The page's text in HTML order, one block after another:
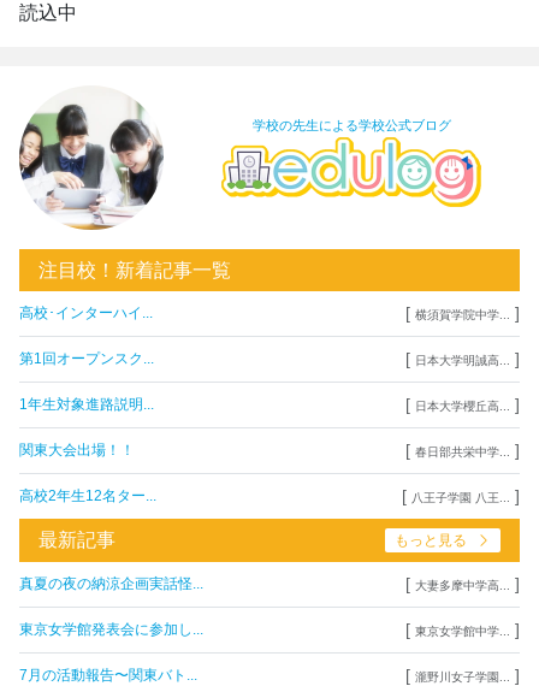
読込中
学校の先生による学校公式ブログ
注目校！新着記事一覧
高校･インターハイ... [ 横須賀学院中学... ]
第1回オープンスク... [ 日本大学明誠高... ]
1年生対象進路説明... [ 日本大学櫻丘高... ]
関東大会出場！！ [ 春日部共栄中学... ]
高校2年生12名ター... [ 八王子学園 八王... ]
最新記事 もっと見る
真夏の夜の納涼企画実話怪... [ 大妻多摩中学高... ]
東京女学館発表会に参加し... [ 東京女学館中学... ]
7月の活動報告〜関東バト... [ 瀧野川女子学園... ]